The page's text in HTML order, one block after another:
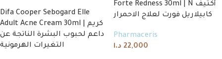
Difa Cooper Sebogard Elle
Adult Acne Cream 30ml | كريم
داعم لحبوب البشرة الناتجة عن
التغيرات الهرمونية
Forte Redness 30ml | N أكتيف
كابيلاريل فورت لعلاج الاحمرار
Pharmaceris
22,000 د.ا